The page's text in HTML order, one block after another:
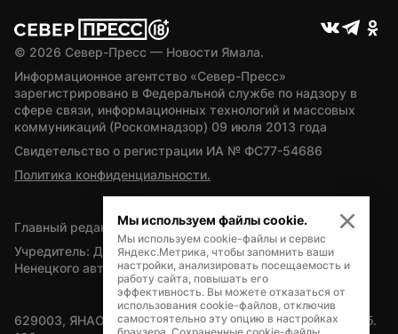
© 2026 Север-Пресс — Новости Ямала.
Информационное агентство «Север-Пресс»
зарегистрировано в Федеральной службе по надзору в
сфере связи, информационных технологий и массовых
коммуникаций (Роскомнадзор) 09 июля 2013 года
Свидетельство о регистрации ИА № ФС77-54686
Политика конфиденциальности.
Главный редактор — А.Л. Поздеев
Учредитель: Департамент внутренней политики Ямало-
Ненецкого автономного округа
629003, ЯНАО, Салехард, мкр. Богдана Кнунянца, д.1, каб.
Мы используем файлы cookie.
Мы используем cookie-файлы и сервис
Яндекс.Метрика, чтобы запомнить ваши
настройки, анализировать посещаемость и
работу сайта, повышать его
эффективность. Вы можете отказаться от
использования cookie-файлов, отключив
самостоятельно эту опцию в настройках